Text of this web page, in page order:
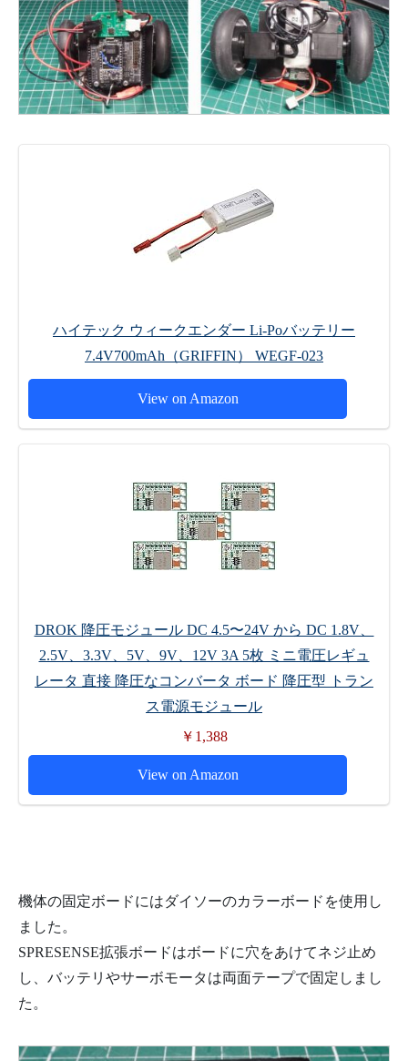
ハイテック ウィークエンダー Li-Poバッテリー
7.4V700mAh（GRIFFIN） WEGF-023
View on Amazon
DROK 降圧モジュール DC 4.5〜24V から DC 1.8V、
2.5V、3.3V、5V、9V、12V 3A 5枚 ミニ電圧レギュ
レータ 直接 降圧なコンバータ ボード 降圧型 トラン
ス電源モジュール
￥1,388
View on Amazon
機体の固定ボードにはダイソーのカラーボードを使用し
ました。
SPRESENSE拡張ボードはボードに穴をあけてネジ止め
し、バッテリやサーボモータは両面テープで固定しまし
た。